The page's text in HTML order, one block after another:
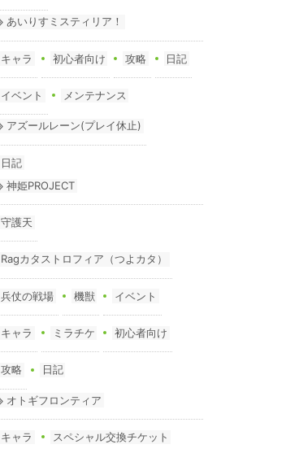
あいりすミスティリア！
キャラ 初心者向け 攻略 日記
イベント メンテナンス
アズールレーン(プレイ休止)
日記
神姫PROJECT
守護天
Ragカタストロフィア（つよカタ）
兵仗の戦場 機獣 イベント
キャラ ミラチケ 初心者向け
攻略 日記
オトギフロンティア
キャラ スペシャル交換チケット